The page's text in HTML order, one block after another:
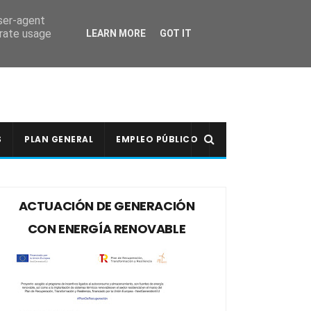
PLAN GENERAL EMPLEO PÚBLICO
ACTUACIÓN DE GENERACIÓN
CON ENERGÍA RENOVABLE
agent
usage
LEARN MORE GOT IT